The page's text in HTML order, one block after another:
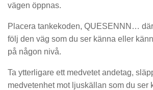
vägen öppnas.
Placera tankekoden, QUESENNN…
följ den väg som du ser känna eller
på någon nivå.
Ta ytterligare ett medvetet andetag,
medvetenhet mot ljuskällan som du ser